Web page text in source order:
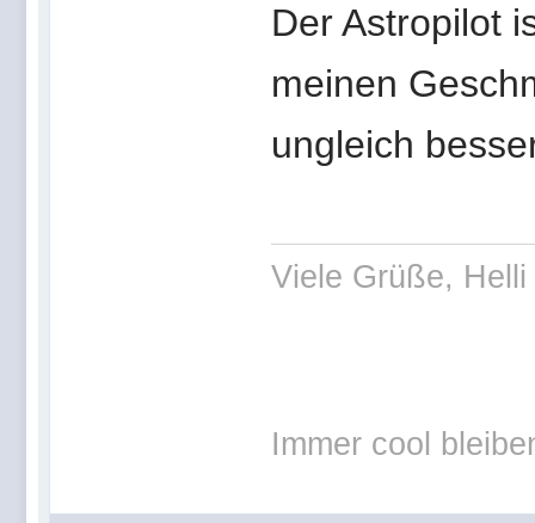
Der Astropilot
meinen
ungleich
Viele Grüße, Helli
Immer cool